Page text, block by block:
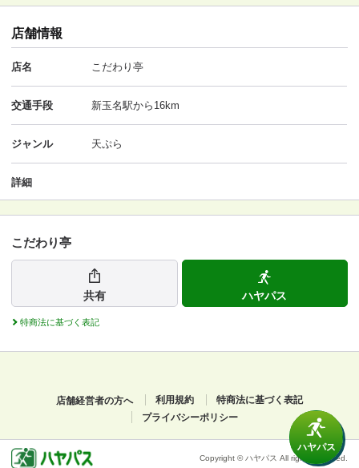
店舗情報
店名 こだわり亭
交通手段 新玉名駅から16km
ジャンル 天ぷら
詳細
こだわり亭
共有 ハヤパス
特商法に基づく表記
ハヤパス
店舗経営者の方へ 利用規約
特商法に基づく表記
プライバシーポリシー
Copyright © ハヤパス All rights reserved.